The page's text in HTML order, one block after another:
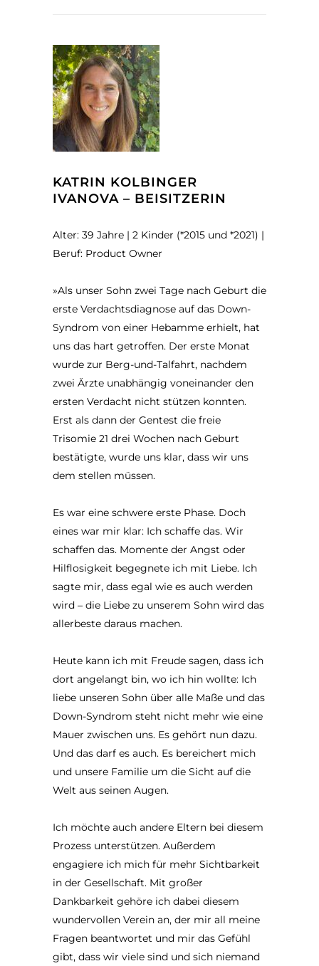
KATRIN KOLBINGER
IVANOVA – BEISITZERIN
Alter: 39 Jahre | 2 Kinder (*2015 und *2021) |
Beruf: Product Owner
»Als unser Sohn zwei Tage nach Geburt die
erste Verdachtsdiagnose auf das Down-
Syndrom von einer Hebamme erhielt, hat
uns das hart getroffen. Der erste Monat
wurde zur Berg-und-Talfahrt, nachdem
zwei Ärzte unabhängig voneinander den
ersten Verdacht nicht stützen konnten.
Erst als dann der Gentest die freie
Trisomie 21 drei Wochen nach Geburt
bestätigte, wurde uns klar, dass wir uns
dem stellen müssen.
Es war eine schwere erste Phase. Doch
eines war mir klar: Ich schaffe das. Wir
schaffen das. Momente der Angst oder
Hilflosigkeit begegnete ich mit Liebe. Ich
sagte mir, dass egal wie es auch werden
wird – die Liebe zu unserem Sohn wird das
allerbeste daraus machen.
Heute kann ich mit Freude sagen, dass ich
dort angelangt bin, wo ich hin wollte: Ich
liebe unseren Sohn über alle Maße und das
Down-Syndrom steht nicht mehr wie eine
Mauer zwischen uns. Es gehört nun dazu.
Und das darf es auch. Es bereichert mich
und unsere Familie um die Sicht auf die
Welt aus seinen Augen.
Ich möchte auch andere Eltern bei diesem
Prozess unterstützen. Außerdem
engagiere ich mich für mehr Sichtbarkeit
in der Gesellschaft. Mit großer
Dankbarkeit gehöre ich dabei diesem
wundervollen Verein an, der mir all meine
Fragen beantwortet und mir das Gefühl
gibt, dass wir viele sind und sich niemand